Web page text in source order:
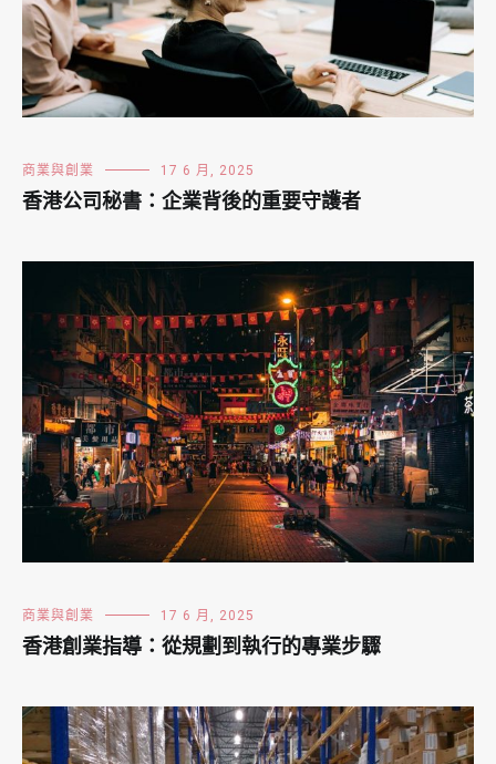
商業與創業 17 6 月, 2025
香港公司秘書：企業背後的重要守護者
商業與創業 17 6 月, 2025
香港創業指導：從規劃到執行的專業步驟